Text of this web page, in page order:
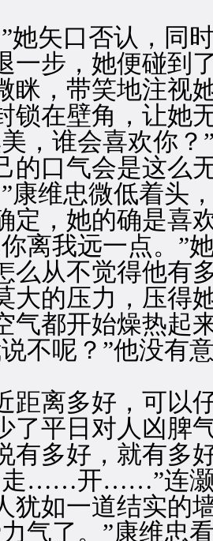
矢口否认，同时
一步，她便碰到
，带笑地注视她
锁在壁角，让她
谁会喜欢你？”
的口气会是这么
维忠微低着头，
定，她的确是喜
远一点。”她
从不觉得他有多
大的压力，压得
气都开始燥热起
呢？”他没有意
离多好，可以仔
了平日对人凶脾
有多好，就有多
开……”连灏捷
犹如一道结实的
了。”康维忠看